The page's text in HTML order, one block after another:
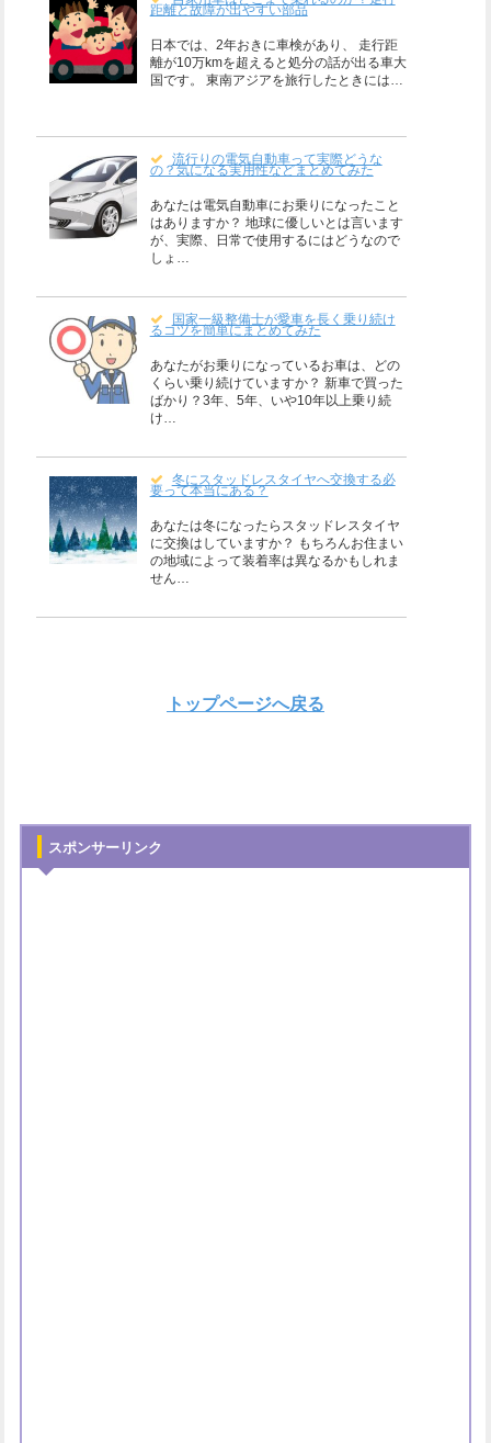
距離と故障が出やすい部品
日本では、2年おきに車検があり、 走行距
離が10万kmを超えると処分の話が出る車大
国です。 東南アジアを旅行したときには…
流行りの電気自動車って実際どうな
の？気になる実用性などまとめてみた
あなたは電気自動車にお乗りになったこと
はありますか？ 地球に優しいとは言います
が、実際、日常で使用するにはどうなので
しょ…
国家一級整備士が愛車を長く乗り続け
るコツを簡単にまとめてみた
あなたがお乗りになっているお車は、どの
くらい乗り続けていますか？ 新車で買った
ばかり？3年、5年、いや10年以上乗り続
け…
冬にスタッドレスタイヤへ交換する必
要って本当にある？
あなたは冬になったらスタッドレスタイヤ
に交換はしていますか？ もちろんお住まい
の地域によって装着率は異なるかもしれま
せん…
トップページへ戻る
スポンサーリンク